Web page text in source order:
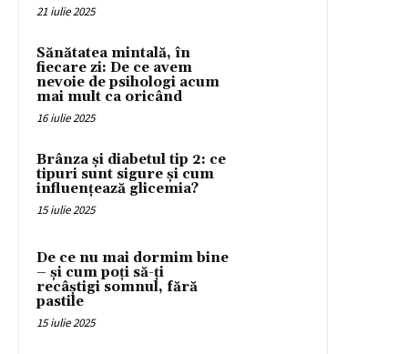
21 iulie 2025
Sănătatea mintală, în
fiecare zi: De ce avem
nevoie de psihologi acum
mai mult ca oricând
16 iulie 2025
Brânza și diabetul tip 2: ce
tipuri sunt sigure și cum
influențează glicemia?
15 iulie 2025
De ce nu mai dormim bine
– și cum poți să-ți
recâștigi somnul, fără
pastile
15 iulie 2025